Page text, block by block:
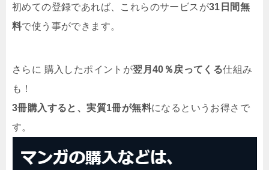
初めての登録であれば、これらのサービスが31日間無
料で使う事ができます。
さらに 購入したポイントが翌月40％戻ってくる仕組み
も！
3冊購入すると、実質1冊が無料になるというお得さで
す。